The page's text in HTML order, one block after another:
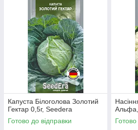
Капуста Білоголова Золотий
Гектар 0,5г, Seedera
Готово до відправки
Альфа,